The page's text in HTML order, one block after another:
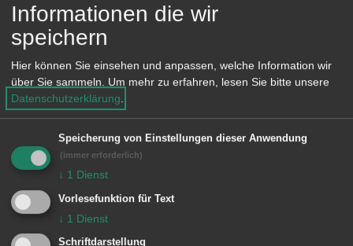
Familienmusical beginnt um 17 Uhr in der
Stadthalle Aalen.
MEHR DAZU LESEN
02.01.2015
Aalen für Dezember 2015
Schneeflocken und die Temperaturen fielen
unter den Gefrierpunkt. Auf den Aalener
Informationen die wir
speichern
Hier können Sie einsehen und anpassen, welche Information wir
über Sie sammeln.
Um mehr zu erfahren, lesen Sie bitte unsere
Datenschutzerklärung
Speicherung von Einstellungen dieser Anwendung
(immer erforderlich)
↓ 1 Dienst
Vorlesefunktion für Text
↓ 1 Dienst
Schriftdarstellung